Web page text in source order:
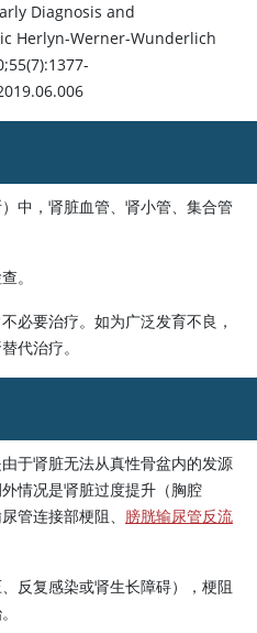
Diagnosis and
Herlyn-Werner-Wunderlich
中，肾脏血管、肾小管、集合管
。
必要治疗。如为广泛发育不良，
代治疗。
于肾脏无法从真性骨盆内的发源
情况是肾脏过度提升（胸腔
管连接部梗阻、 膀胱输尿管反流
反复感染或肾生长障碍），梗阻